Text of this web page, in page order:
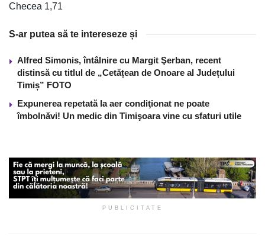
Checea 1,71
S-ar putea să te intereseze și
Alfred Simonis, întâlnire cu Margit Şerban, recent
distinsă cu titlul de „Cetățean de Onoare al Județului
Timiș” FOTO
Expunerea repetată la aer condiţionat ne poate
îmbolnăvi! Un medic din Timişoara vine cu sfaturi utile
PUBLICITATE